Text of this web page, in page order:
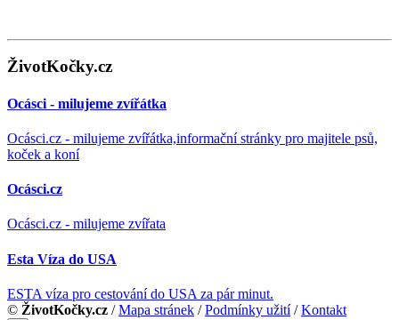
ŽivotKočky.cz
Ocásci - milujeme zvířátka
Ocásci.cz - milujeme zvířátka,informační stránky pro majitele psů,
koček a koní
Ocásci.cz
Ocásci.cz - milujeme zvířata
Esta Víza do USA
ESTA víza pro cestování do USA za pár minut.
© ŽivotKočky.cz /Mapa stránek /Podmínky užití/Kontakt